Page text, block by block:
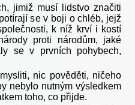
jimiž musí lidstvo značiti
se v boji o chléb, jejž
k níž krví i kostí
proti národům, jaké
se v prvních pohybech,
nic pověděti, ničeho
nebylo nutným výsledkem
toho, co přijde.